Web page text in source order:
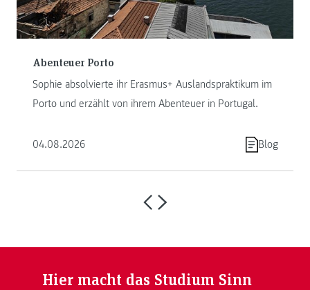
Abenteuer Porto
Sophie absolvierte ihr Erasmus+ Auslandspraktikum im
Porto und erzählt von ihrem Abenteuer in Portugal.
04.08.2026 Blog
Hier macht das Studium Sinn